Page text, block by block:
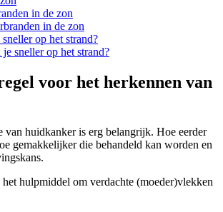
in de zon
op het strand?
voor het herkennen van
van huidkanker is erg belangrijk. Hoe eerder
gemakkelijker die behandeld kan worden en
hulpmiddel om verdachte (moeder)vlekken